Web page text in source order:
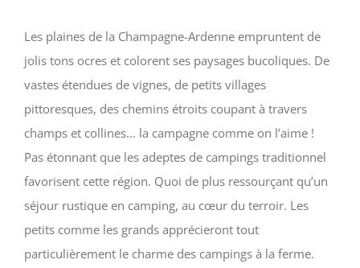
Les plaines de la Champagne-Ardenne empruntent de
jolis tons ocres et colorent ses paysages bucoliques. De
vastes étendues de vignes, de petits villages
pittoresques, des chemins étroits coupant à travers
champs et collines… la campagne comme on l’aime !
Pas étonnant que les adeptes de campings traditionnel
favorisent cette région. Quoi de plus ressourçant qu’un
séjour rustique en camping, au cœur du terroir. Les
petits comme les grands apprécieront tout
particulièrement le charme des campings à la ferme.